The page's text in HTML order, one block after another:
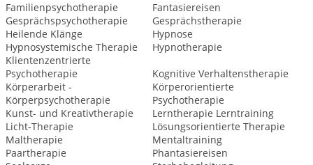
Familienpsychotherapie
Fantasiereisen
Gesprächspsychotherapie
Gesprächstherapie
Heilende Klänge
Hypnose
Hypnosystemische Therapie
Hypnotherapie
Klientenzentrierte
Psychotherapie
Kognitive Verhaltenstherapie
Körperarbeit -
Körperpsychotherapie
Körperorientierte
Psychotherapie
Kunst- und Kreativtherapie
Lerntherapie Lerntraining
Licht-Therapie
Lösungsorientierte Therapie
Maltherapie
Mentaltraining
Paartherapie
Phantasiereisen